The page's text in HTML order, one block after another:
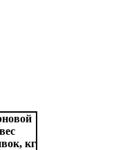
вес
кг